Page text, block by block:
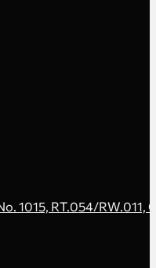
1015, RT.054/